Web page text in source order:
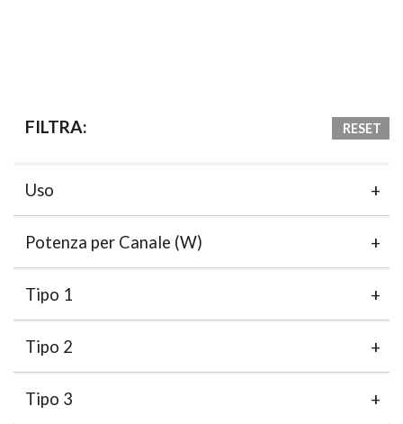
FILTRA: RESET
Uso
Potenza per Canale (W)
Tipo 1
Tipo 2
Tipo 3